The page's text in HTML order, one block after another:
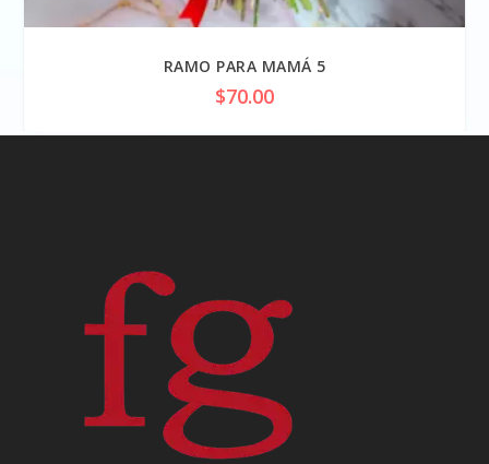
RAMO PARA MAMÁ 5
$70.00